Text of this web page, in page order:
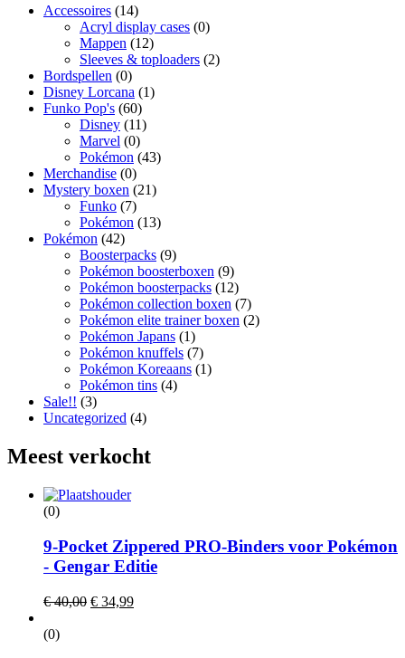
Accessoires (14)
Acryl display cases (0)
Mappen (12)
Sleeves & toploaders (2)
Bordspellen (0)
Disney Lorcana (1)
Funko Pop's (60)
Disney (11)
Marvel (0)
Pokémon (43)
Merchandise (0)
Mystery boxen (21)
Funko (7)
Pokémon (13)
Pokémon (42)
Boosterpacks (9)
Pokémon boosterboxen (9)
Pokémon boosterpacks (12)
Pokémon collection boxen (7)
Pokémon elite trainer boxen (2)
Pokémon Japans (1)
Pokémon knuffels (7)
Pokémon Koreaans (1)
Pokémon tins (4)
Sale!! (3)
Uncategorized (4)
Meest verkocht
(0)
9-Pocket Zippered PRO-Binders voor Pokémon
- Gengar Editie
€40,00 Oorspronkelijke
€ 34,99Huidige
(0)